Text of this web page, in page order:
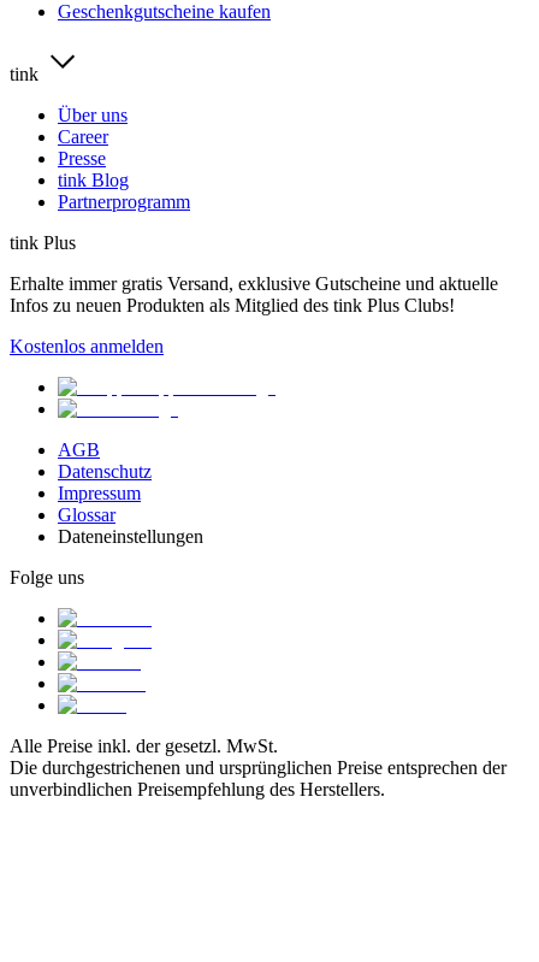
Geschenkgutscheine kaufen
tink
Über uns
Career
Presse
tink Blog
Partnerprogramm
tink Plus
Erhalte immer gratis Versand, exklusive Gutscheine und aktuelle
Infos zu neuen Produkten als Mitglied des tink Plus Clubs!
Kostenlos anmelden
AGB
Datenschutz
Impressum
Glossar
Dateneinstellungen
Folge uns
Alle Preise inkl. der gesetzl. MwSt.
Die durchgestrichenen und ursprünglichen Preise entsprechen der
unverbindlichen Preisempfehlung des Herstellers.